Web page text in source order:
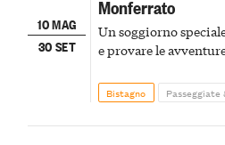
10 MAG
30 SET
Monferrato
Un soggiorno
e provare le
Bistagno